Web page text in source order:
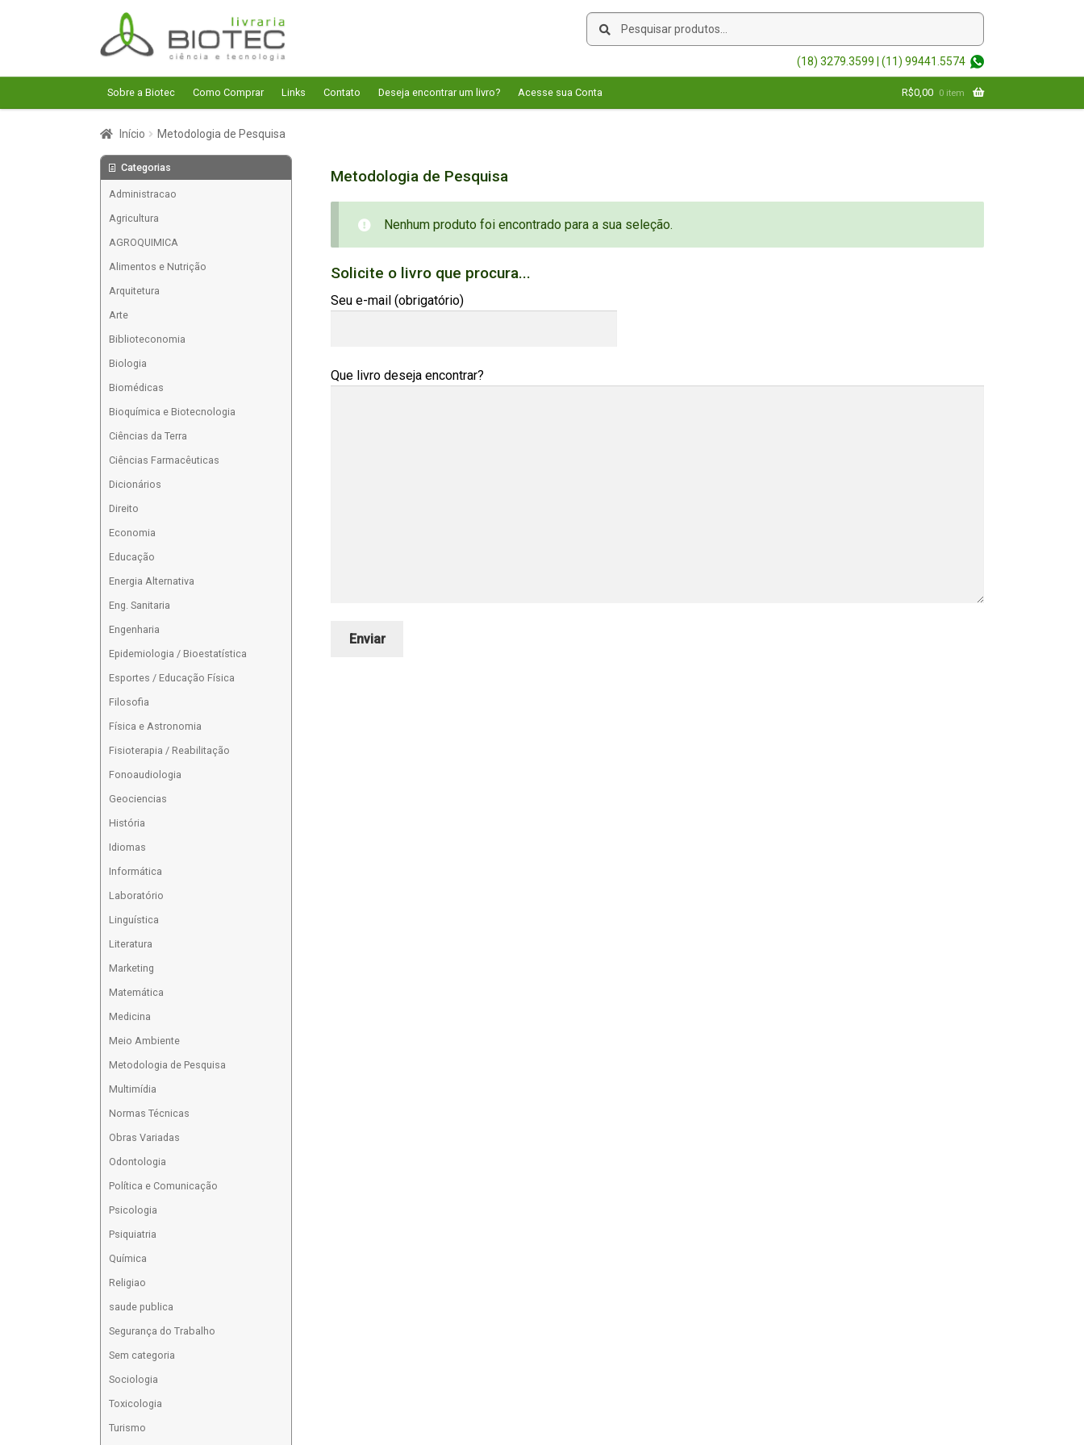
Pular
para
navegação
Pular
para
o
conteúdo
Pesquisar
Pesquisar
(18) 3279.3599 | (11) 99441.5574
Sobre a Biotec Como Comprar Links Contato Deseja encontrar um livro? Acesse sua Conta R$0,00 0 item
Início Metodologia de Pesquisa
Metodologia de Pesquisa
Nenhum produto foi encontrado para a sua seleção.
Solicite o livro que procura...
Seu e-mail (obrigatório)
Que livro deseja encontrar?
Categorias
Administracao
Agricultura
AGROQUIMICA
Alimentos e Nutrição
Arquitetura
Arte
Biblioteconomia
Biologia
Biomédicas
Bioquímica e Biotecnologia
Ciências da Terra
Ciências Farmacêuticas
Dicionários
Direito
Economia
Educação
Energia Alternativa
Eng. Sanitaria
Engenharia
Epidemiologia / Bioestatística
Esportes / Educação Física
Filosofia
Física e Astronomia
Fisioterapia / Reabilitação
Fonoaudiologia
Geociencias
História
Idiomas
Informática
Laboratório
Linguística
Literatura
Marketing
Matemática
Medicina
Meio Ambiente
Metodologia de Pesquisa
Multimídia
Normas Técnicas
Obras Variadas
Odontologia
Política e Comunicação
Psicologia
Psiquiatria
Química
Religiao
saude publica
Segurança do Trabalho
Sem categoria
Sociologia
Toxicologia
Turismo